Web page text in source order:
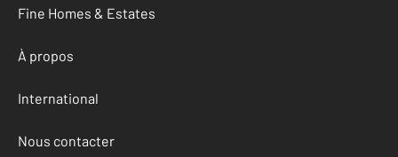
Fine Homes & Estates
À propos
International
Nous contacter